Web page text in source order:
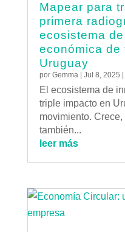
Mapear para
primera
ecosistema
económica de
Uruguay
por Gemma| Jul 8, 2025
El ecosistema de
triple impacto en
movimiento.
también...
leer más